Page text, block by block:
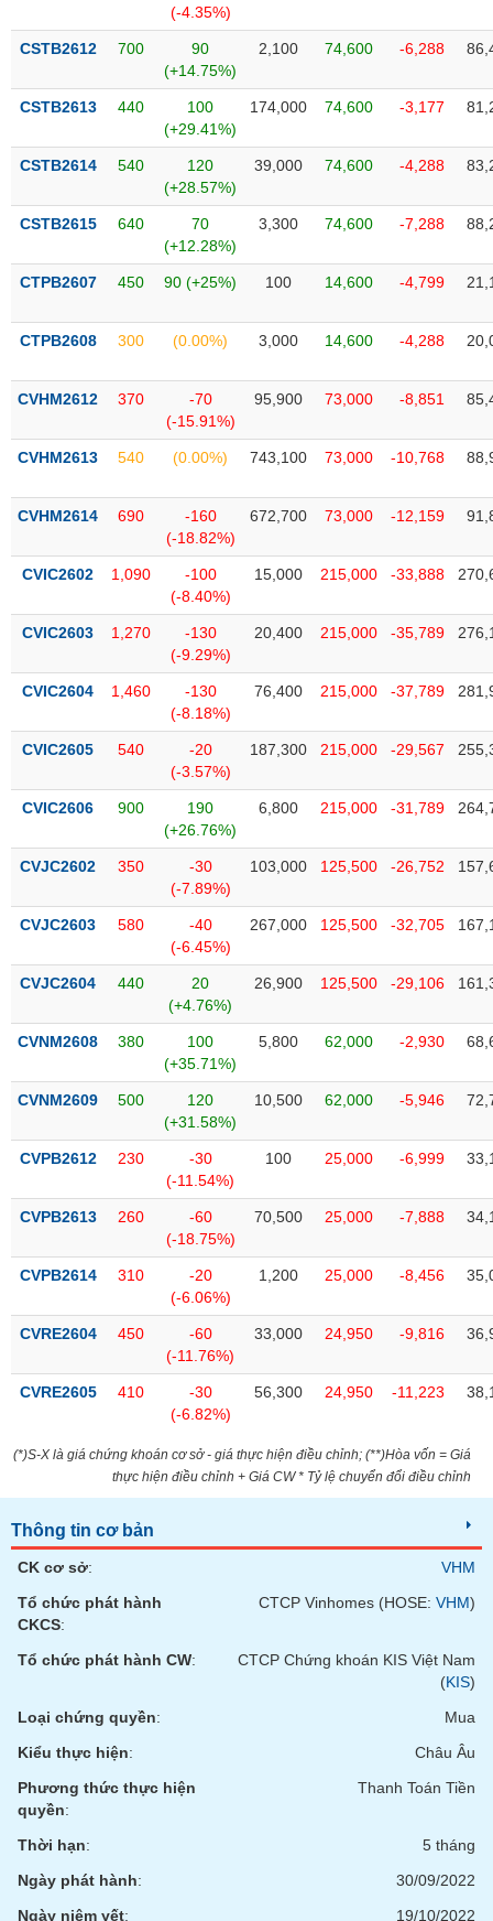
(-4.35%)
CSTB2612 700
90
(+14.75%)
2,100 74,600 -6,288
CSTB2613 440
100
(+29.41%)
174,000 74,600 -3,177
CSTB2614 540
120
(+28.57%)
39,000 74,600 -4,288
CSTB2615 640
70
(+12.28%)
3,300 74,600 -7,288
CTPB2607 450 90 (+25%) 100 14,600 -4,799
CTPB2608 300 (0.00%) 3,000 14,600 -4,288
CVHM2612 370
-70
(-15.91%)
95,900 73,000 -8,851
CVHM2613 540 (0.00%) 743,100 73,000 -10,768
CVHM2614 690
-160
(-18.82%)
672,700 73,000 -12,159
CVIC2602 1,090
-100
(-8.40%)
15,000 215,000 -33,888
CVIC2603 1,270
-130
(-9.29%)
20,400 215,000 -35,789
CVIC2604 1,460
-130
(-8.18%)
76,400 215,000 -37,789
CVIC2605 540
-20
(-3.57%)
187,300 215,000 -29,567
CVIC2606 900
190
(+26.76%)
6,800 215,000 -31,789
CVJC2602 350
-30
(-7.89%)
103,000 125,500 -26,752
CVJC2603 580
-40
(-6.45%)
267,000 125,500 -32,705
CVJC2604 440
20
(+4.76%)
26,900 125,500 -29,106
CVNM2608 380
100
(+35.71%)
5,800 62,000 -2,930
CVNM2609 500
120
(+31.58%)
10,500 62,000 -5,946
CVPB2612 230
-30
(-11.54%)
100 25,000 -6,999
CVPB2613 260
-60
(-18.75%)
70,500 25,000 -7,888
CVPB2614 310
-20
(-6.06%)
1,200 25,000 -8,456
CVRE2604 450
-60
(-11.76%)
33,000 24,950 -9,816
CVRE2605 410
-30
(-6.82%)
56,300 24,950 -11,223
(*)S-X là giá chứng khoán cơ sở - giá thực hiện điều chỉnh; (**)Hòa vốn = Giá
thực hiện điều chỉnh + Giá CW * Tỷ lệ chuyển đổi điều chỉnh
Thông tin cơ bản
CK cơ sở:
VHM
Tổ chức phát hành
CKCS:
CTCP Vinhomes (HOSE: VHM)
Tổ chức phát hành CW:
CTCP Chứng khoán KIS Việt Nam
(KIS)
Loại chứng quyền:
Mua
Kiểu thực hiện:
Châu Âu
Phương thức thực hiện
quyền:
Thanh Toán Tiền
Thời hạn:
5 tháng
Ngày phát hành:
30/09/2022
Ngày niêm yết: 19/10/2022
đạo
(-)
Tất cả Người nội bộ Người liên quan Cổ đông lớn
Tin
tức
của
giả
(-)
phân
tích
Thuật
ngữ
vụ
(-)
tạo
Công
đầu
tư
Truyền
tài
chính
Dữ
chính